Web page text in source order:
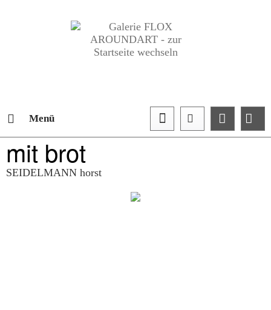
Menü
mit brot
SEIDELMANN horst